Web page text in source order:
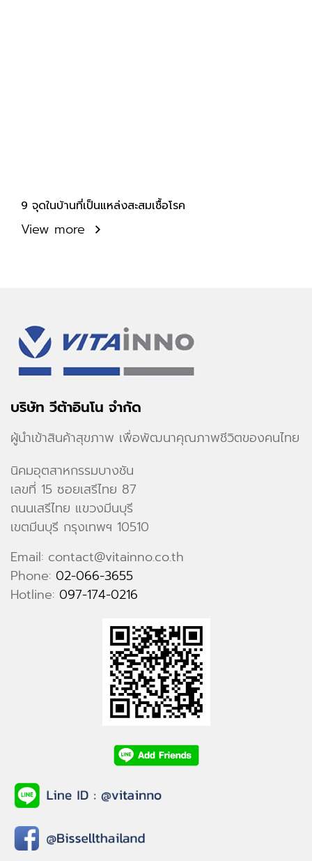
9 จุดในบ้านที่เป็นแหล่งสะสมเชื้อโรค
View more
บริษัท วีต้าอินโน จำกัด
ผู้นำเข้าสินค้าสุขภาพ เพื่อพัฒนาคุณภาพชีวิตของคนไทย
นิคมอุตสาหกรรมบางชัน
เลขที่ 15 ซอยเสรีไทย 87
ถนนเสรีไทย แขวงมีนบุรี
เขตมีนบุรี กรุงเทพฯ 10510
Email: contact@vitainno.co.th
Phone: 02-066-3655
Hotline: 097-174-0216